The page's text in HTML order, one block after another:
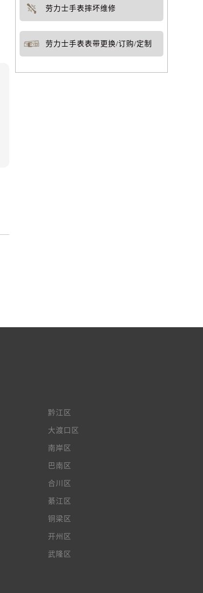
劳力士手表摔坏维修
劳力士手表表带更换/订购/定制
黔江区
大渡口区
南岸区
巴南区
合川区
綦江区
铜梁区
开州区
武隆区